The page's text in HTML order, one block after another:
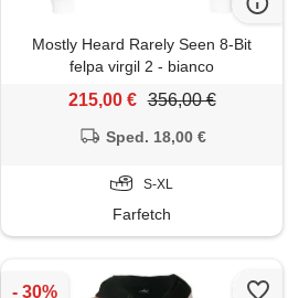
Mostly Heard Rarely Seen 8-Bit
felpa virgil 2 - bianco
215,00 € 356,00 €
Sped. 18,00 €
S-XL
Farfetch